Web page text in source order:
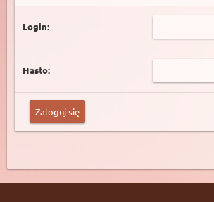
Login:
Hasło: